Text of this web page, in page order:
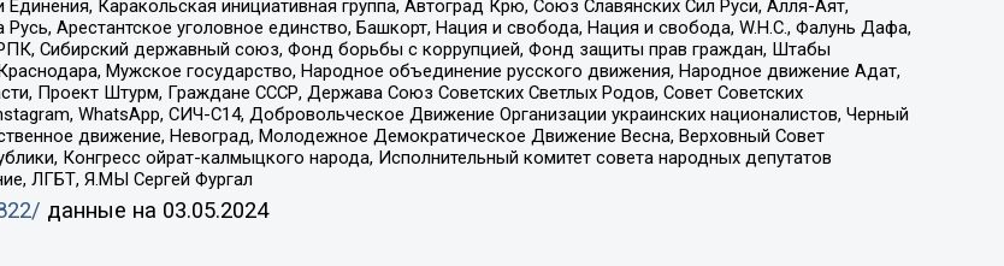
Каракольская инициативная группа, Автоград Крю, Союз Славянских Сил Руси, Алля-Аят,
Арестантское уголовное единство, Башкорт, Нация и свобода, Нация и свобода, W.H.С., Фалунь Дафа,
Сибирский державный союз, Фонд борьбы с коррупцией, Фонд защиты прав граждан, Штабы
Мужское государство, Народное объединение русского движения, Народное движение Адат,
Проект Штурм, Граждане СССР, Держава Союз Советских Светлых Родов, Совет Советских
WhatsApp, СИЧ-С14, Добровольческое Движение Организации украинских националистов, Черный
движение, Невоград, Молодежное Демократическое Движение Весна, Верховный Совет
Конгресс ойрат-калмыцкого народа, Исполнительный комитет совета народных депутатов
ЛГБТ, Я.МЫ Сергей Фургал
данные на 03.05.2024